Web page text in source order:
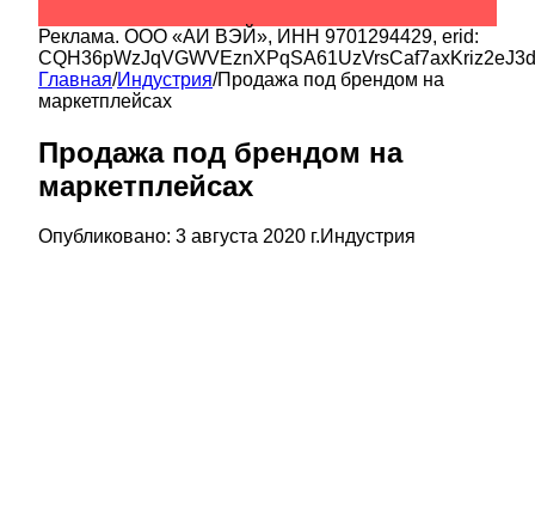
Реклама. ООО «АИ ВЭЙ», ИНН 9701294429, erid:
Главная/Индустрия/Продажа под брендом на
маркетплейсах
Продажа под брендом на
маркетплейсах
Опубликовано: 3 августа 2020 г.Индустрия